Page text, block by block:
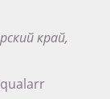
край,